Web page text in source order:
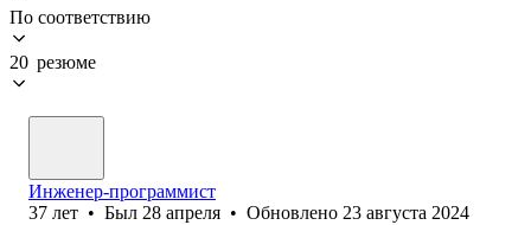
По соответствию
20 резюме
Инженер-программист
37 лет • Был 28 апреля • Обновлено 23 августа 2024